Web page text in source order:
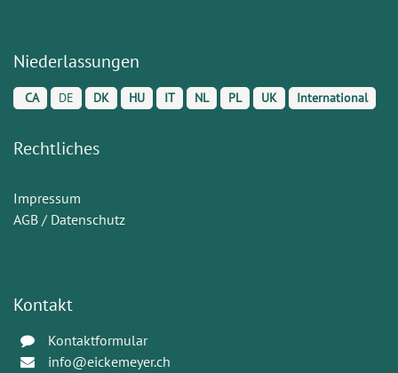
Niederlassungen
CA DE DK HU IT NL PL UK International
Rechtliches
Impressum
AGB / Datenschutz
Kontakt
Kontaktformular
info@eickemeyer.ch